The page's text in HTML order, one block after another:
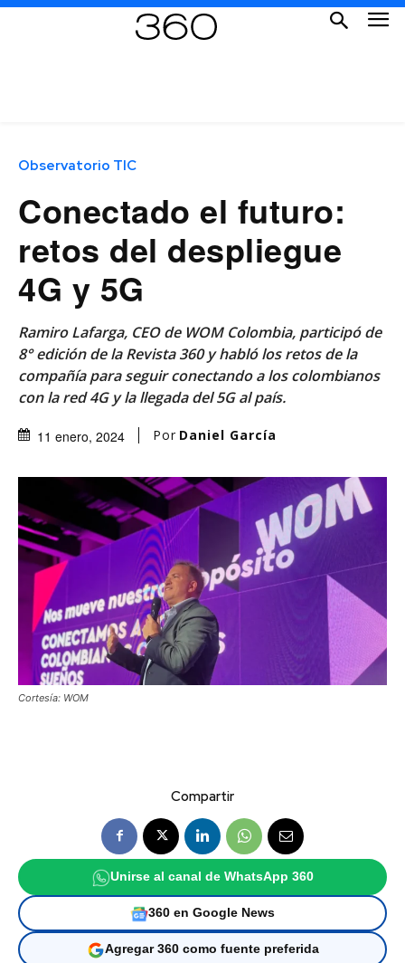
Observatorio TIC
Conectado el futuro:
retos del despliegue
4G y 5G
Ramiro Lafarga, CEO de WOM Colombia, participó de
8° edición de la Revista 360 y habló los retos de la
compañía para seguir conectando a los colombianos
con la red 4G y la llegada del 5G al país.
11 enero, 2024 Por Daniel García
Cortesía: WOM
Compartir
Unirse al canal de WhatsApp 360
360 en Google News
Agregar 360 como fuente preferida